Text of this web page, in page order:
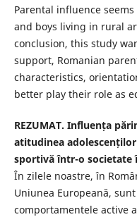
Parental influence
and boys living in rural
conclusion, this study
support, Romanian
characteristics,
better play their role as
REZUMAT. Influența
atitudinea
sportivă într-o societate
În zilele noastre, în
Uniunea Europeană,
comportamentele active